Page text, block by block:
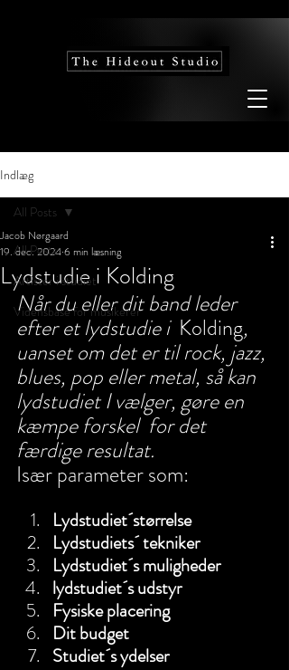
Indlæg
All Posts
Artister i studiet
Vidensbase for musikerer
All Posts
Lydstudie i Kolding
Jacob Nørgaard
19. dec. 20246 min læsning
Når du eller dit band leder
efter et lydstudie i Kolding,
uanset om det er til rock, jazz,
blues, pop eller metal, så kan
lydstudiet I vælger, gøre en
kæmpe forskel  for det
færdige resultat.
Især parameter som:
Lydstudiet´størrelse
Lydstudiets´ tekniker
Lydstudiet´s muligheder
lydstudiet´s udstyr
Fysiske placering
Dit budget
Studiet´s ydelser